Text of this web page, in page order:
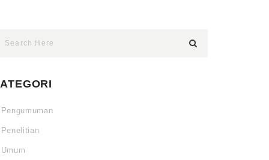
Pengumuman
Penelitian
Umum